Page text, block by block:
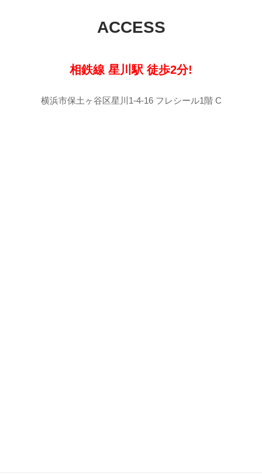
ACCESS
相鉄線 星川駅 徒歩2分!
横浜市保土ヶ谷区星川1-4-16 フレシール1階 C